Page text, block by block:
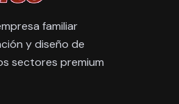
familiar
y diseño de
sectores premium